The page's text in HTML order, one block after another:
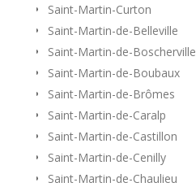
Saint-Martin-Curton
Saint-Martin-de-Belleville
Saint-Martin-de-Boscherville
Saint-Martin-de-Boubaux
Saint-Martin-de-Brômes
Saint-Martin-de-Caralp
Saint-Martin-de-Castillon
Saint-Martin-de-Cenilly
Saint-Martin-de-Chaulieu